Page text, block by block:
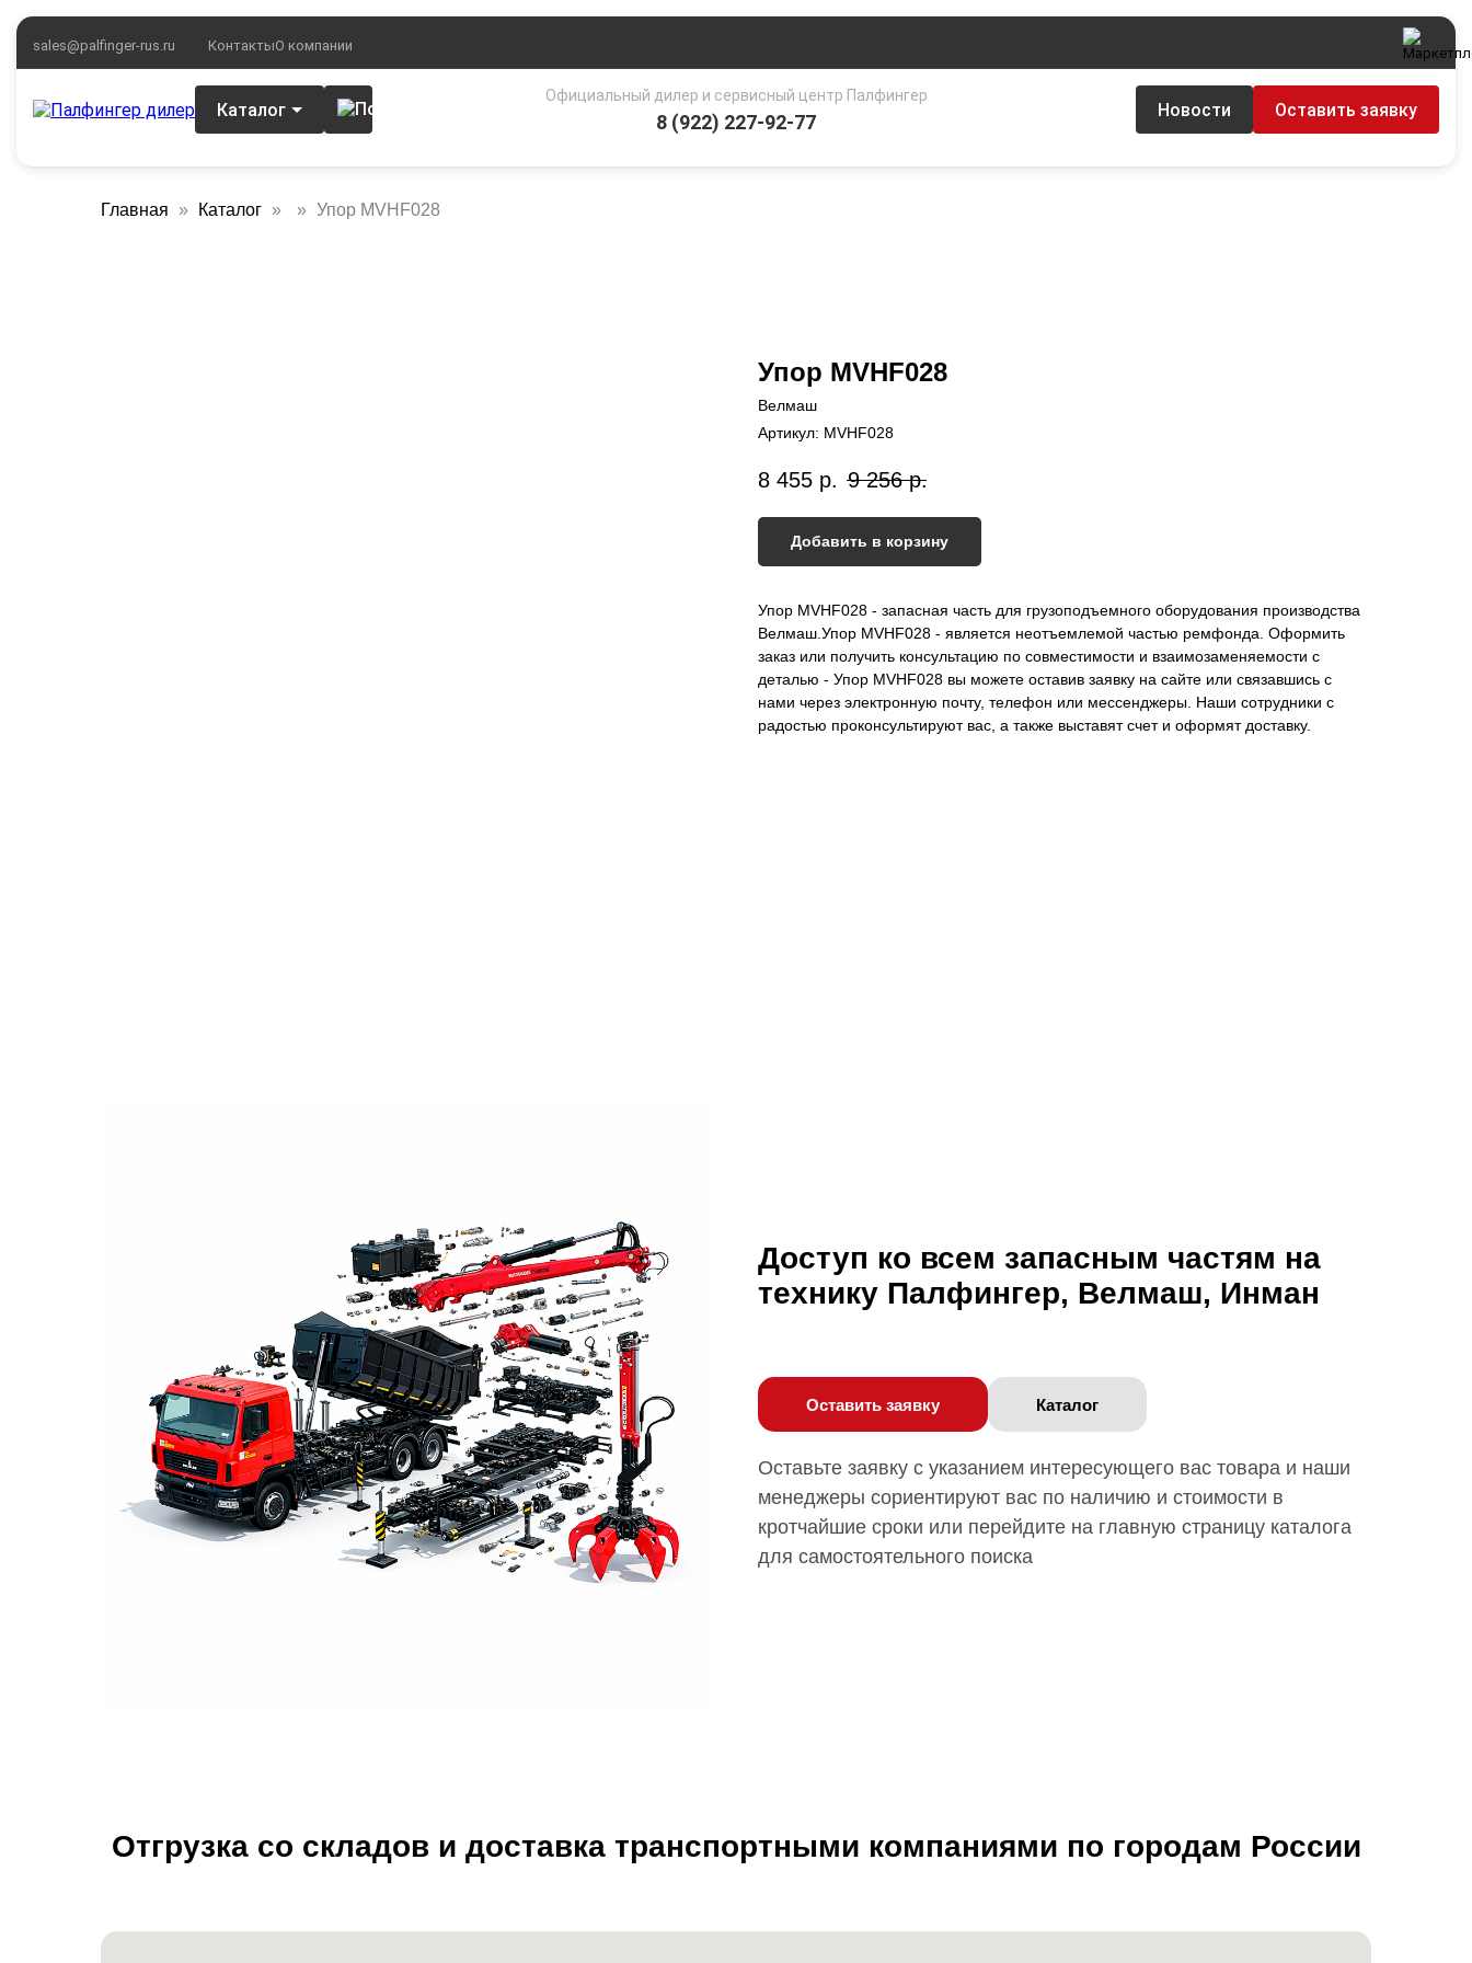
sales@palfinger-rus.ru КонтактыО компании
Каталог
Официальный дилер и сервисный центр Палфингер
8 (922) 227-92-77
Новости Оставить заявку
Главная Каталог Упор MVHF028
Упор MVHF028
Велмаш
Артикул: MVHF028
8 455 р. 9 256 р.
Добавить в корзину
Упор MVHF028 - запасная часть для грузоподъемного оборудования производства
Велмаш.Упор MVHF028 - является неотъемлемой частью ремфонда. Оформить
заказ или получить консультацию по совместимости и взаимозаменяемости с
деталью - Упор MVHF028 вы можете оставив заявку на сайте или связавшись с
нами через электронную почту, телефон или мессенджеры. Наши сотрудники с
радостью проконсультируют вас, а также выставят счет и оформят доставку.
Доступ ко всем запасным частям на
технику Палфингер, Велмаш, Инман
Оставить заявку Каталог
Оставьте заявку с указанием интересующего вас товара и наши
менеджеры сориентируют вас по наличию и стоимости в
кротчайшие сроки или перейдите на главную страницу каталога
для самостоятельного поиска
Отгрузка со складов и доставка транспортными компаниями по городам России